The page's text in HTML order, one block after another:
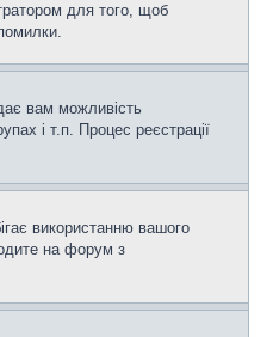
для того, щоб
вам можливість
і т.п. Процес реєстрації
використанню вашого
на форум з